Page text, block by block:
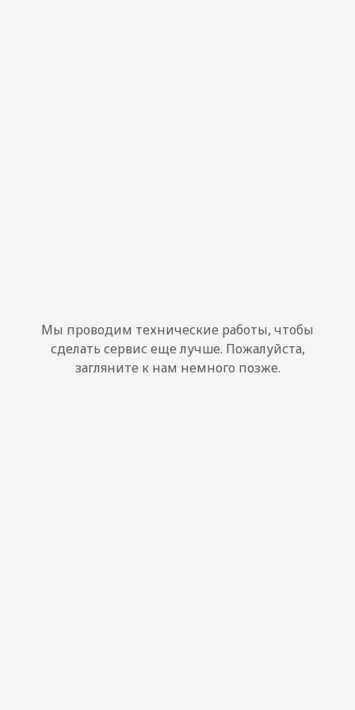
Мы проводим технические работы, чтобы
сделать сервис еще лучше. Пожалуйста,
загляните к нам немного позже.